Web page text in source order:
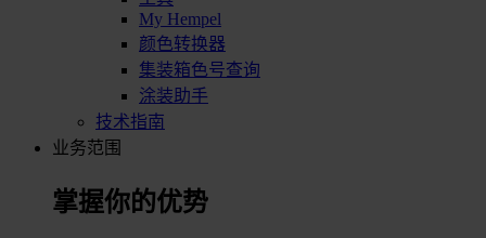
My Hempel
颜色转换器
集装箱色号查询
涂装助手
技术指南
业务范围
掌握你的优势